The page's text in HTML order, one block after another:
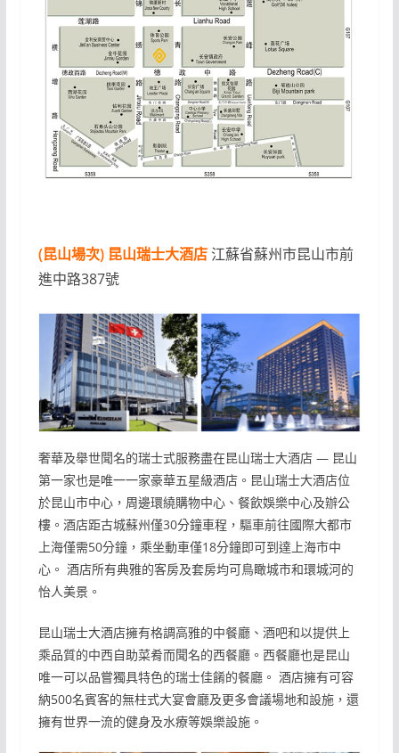
(昆山場次) 昆山瑞士大酒店江蘇省蘇州市昆山市前
進中路387號
奢華及舉世聞名的瑞士式服務盡在昆山瑞士大酒店 — 昆山
第一家也是唯一一家豪華五星級酒店。昆山瑞士大酒店位
於昆山市中心，周邊環繞購物中心、餐飲娛樂中心及辦公
樓。酒店距古城蘇州僅30分鐘車程，驅車前往國際大都市
上海僅需50分鐘，乘坐動車僅18分鐘即可到達上海市中
心。 酒店所有典雅的客房及套房均可鳥瞰城市和環城河的
怡人美景。
昆山瑞士大酒店擁有格調高雅的中餐廳、酒吧和以提供上
乘品質的中西自助菜肴而聞名的西餐廳。西餐廳也是昆山
唯一可以品嘗獨具特色的瑞士佳餚的餐廳。 酒店擁有可容
納500名賓客的無柱式大宴會廳及更多會議場地和設施，還
擁有世界一流的健身及水療等娛樂設施。